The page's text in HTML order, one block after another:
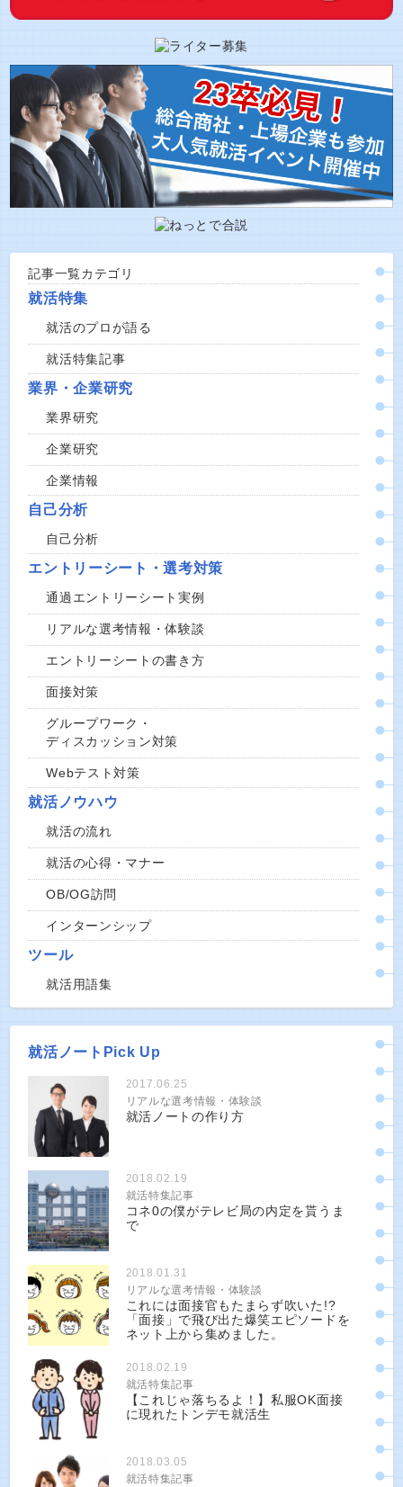
記事一覧カテゴリ
就活特集
就活のプロが語る
就活特集記事
業界・企業研究
業界研究
企業研究
企業情報
自己分析
自己分析
エントリーシート・選考対策
通過エントリーシート実例
リアルな選考情報・体験談
エントリーシートの書き方
面接対策
グループワーク・
ディスカッション対策
Webテスト対策
就活ノウハウ
就活の流れ
就活の心得・マナー
OB/OG訪問
インターンシップ
ツール
就活用語集
就活ノートPick Up
2017.06.25
リアルな選考情報・体験談
就活ノートの作り方
2018.02.19
就活特集記事
コネ0の僕がテレビ局の内定を貰うま
で
2018.01.31
リアルな選考情報・体験談
これには面接官もたまらず吹いた!?
「面接」で飛び出た爆笑エピソードを
ネット上から集めました。
2018.02.19
就活特集記事
【これじゃ落ちるよ！】私服OK面接
に現れたトンデモ就活生
2018.03.05
就活特集記事